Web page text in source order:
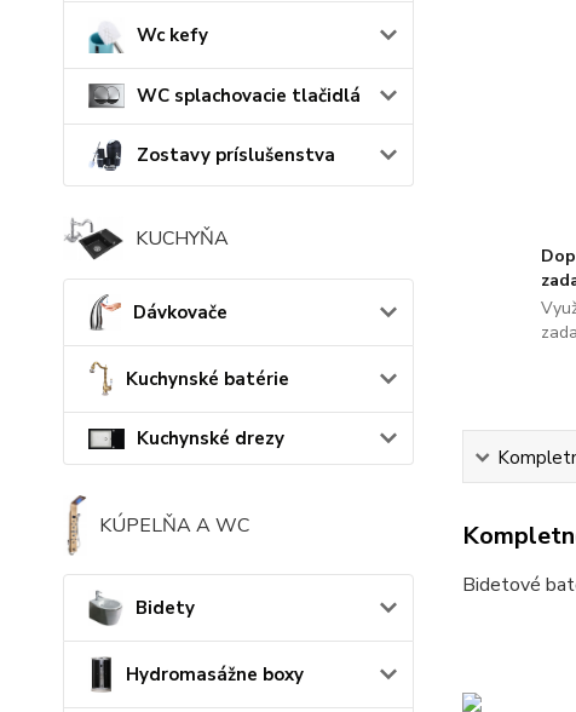
Wc kefy
WC splachovacie tlačidlá
Zostavy príslušenstva
KUCHYŇA
Dávkovače
Kuchynské batérie
Kuchynské drezy
KÚPELŇA A WC
Bidety
Hydromasážne boxy
Bidetové